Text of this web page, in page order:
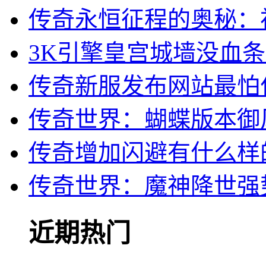
传奇永恒征程的奥秘
3K引擎皇宫城墙没血
传奇新服发布网站最
传奇世界：蝴蝶版本
传奇增加闪避有什么
传奇世界：魔神降世
近期热门